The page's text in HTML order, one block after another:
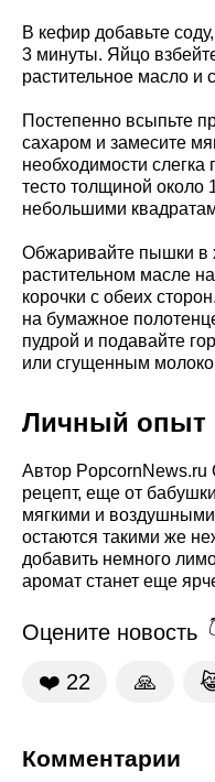
В кефир добавьте
3 минуты. Яйцо
растительное масло и
Постепенно всыпьте
сахаром и замесите
необходимости слегка
тесто толщиной около
небольшими
Обжаривайте пышки в
растительном масле
корочки с обеих
на бумажное
пудрой и подавайте
или сгущенным
Личный опыт
Автор PopcornNews.ru
рецепт, еще от
мягкими и
остаются такими же
добавить немного
аромат станет еще
Оцените новость
❤️ 22 🙏
Комментарии